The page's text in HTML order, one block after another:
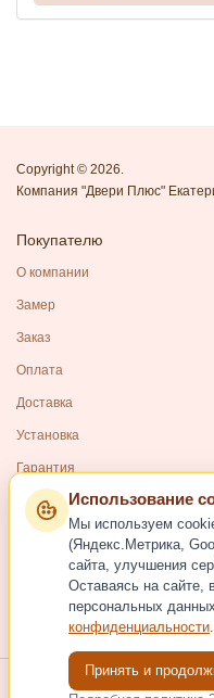
Copyright © 2026.
Компания "Двери Плюс"
Покупателю
О компании
Замер
Заказ
Оплата
Доставка
Установка
Гарантия
Каталог
Входные двери
Межкомнатные двери
Фурнитура для дверей
Использование
Мы используем
(Яндекс.Метрика,
сайта, улучшения
Оставаясь на сайте,
персональных
конфиденциальности.
Принять и